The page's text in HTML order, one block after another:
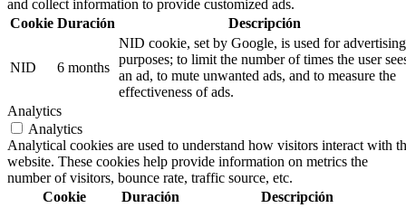
and collect information to provide customized ads.
Cookie Duración Descripción
NID 6 months
NID cookie, set by Google, is used for advertising
purposes; to limit the number of times the user
an ad, to mute unwanted ads, and to measure the
effectiveness of ads.
Analytics
Analytics
Analytical cookies are used to understand how visitors interact with
website. These cookies help provide information on metrics the
number of visitors, bounce rate, traffic source, etc.
Cookie
Duración Descripción